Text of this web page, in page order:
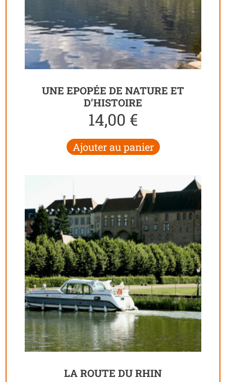
UNE EPOPÉE DE NATURE ET
D’HISTOIRE
14,00 €
Ajouter au panier
LA ROUTE DU RHIN